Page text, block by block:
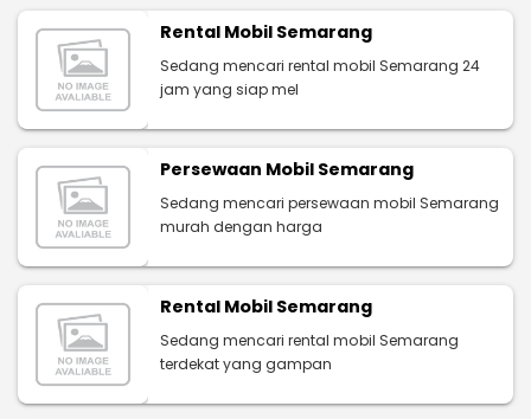
Rental Mobil Semarang
Sedang mencari rental mobil Semarang 24
jam yang siap mel
Persewaan Mobil Semarang
Sedang mencari persewaan mobil Semarang
murah dengan harga
Rental Mobil Semarang
Sedang mencari rental mobil Semarang
terdekat yang gampan